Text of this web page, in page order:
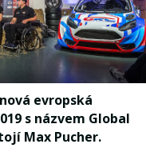
evropská
s názvem Global
Max Pucher.